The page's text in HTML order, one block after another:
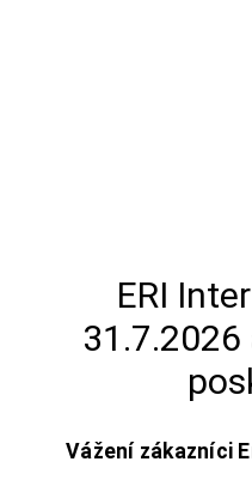
ERI
Vážení zákazníci